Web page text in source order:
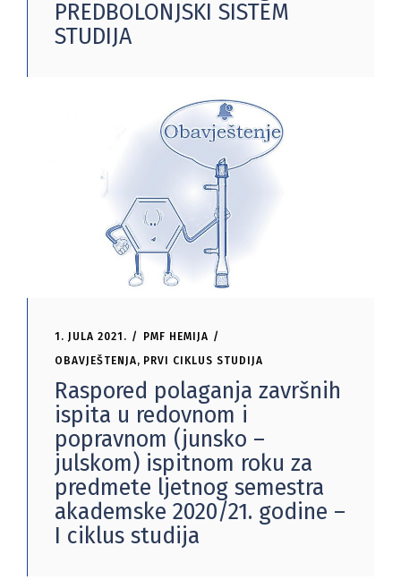
PREDBOLONJSKI SISTEM
STUDIJA
1. JULA 2021.
PMF HEMIJA
OBAVJEŠTENJA, PRVI CIKLUS STUDIJA
Raspored polaganja završnih
ispita u redovnom i
popravnom (junsko –
julskom) ispitnom roku za
predmete ljetnog semestra
akademske 2020/21. godine –
I ciklus studija